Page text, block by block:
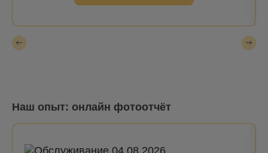
Наш опыт: онлайн фотоотчёт